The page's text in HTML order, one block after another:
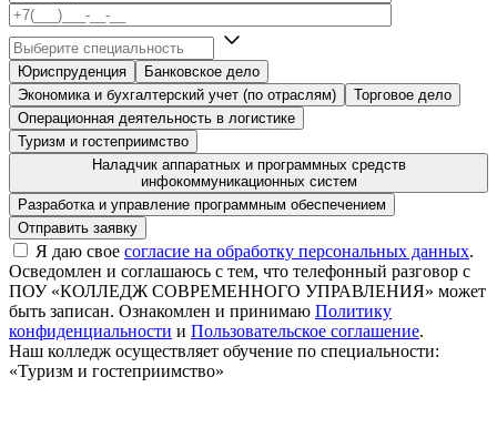
Юриспруденция
Банковское дело
Экономика и бухгалтерский учет (по отраслям)
Торговое дело
Операционная деятельность в логистике
Туризм и гостеприимство
Наладчик аппаратных и программных средств
инфокоммуникационных систем
Разработка и управление программным обеспечением
Я даю свое согласие на обработку персональных данных.
Осведомлен и соглашаюсь с тем, что телефонный разговор с
ПОУ «КОЛЛЕДЖ СОВРЕМЕННОГО УПРАВЛЕНИЯ» может
быть записан. Ознакомлен и принимаю Политику
конфиденциальности и Пользовательское соглашение.
Наш колледж осуществляет обучение по специальности:
«Туризм и гостеприимство»